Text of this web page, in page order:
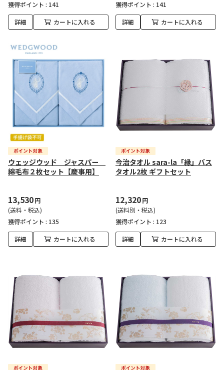
獲得ポイント : 141
詳細 カートに入れる
獲得ポイント : 141
詳細 カートに入れる
ウェッジウッド ジャスパー
綿毛布２枚セット【慶事用】
13,530円
(送料・税込)
獲得ポイント : 135
詳細 カートに入れる
今治タオル sara-la「縁」バス
タオル2枚 ギフトセット
12,320円
(送料別・税込)
獲得ポイント : 123
詳細 カートに入れる